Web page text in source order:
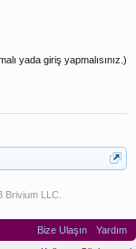
yada giriş yapmalısınız.)
LLC.
Bize Ulaşın
Yardım